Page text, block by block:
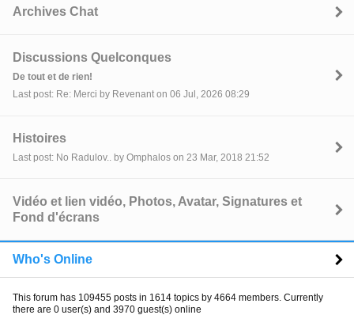
Archives Chat
Discussions Quelconques
De tout et de rien!
Last post: Re: Merci by Revenant on 06 Jul, 2026 08:29
Histoires
Last post: No Radulov.. by Omphalos on 23 Mar, 2018 21:52
Vidéo et lien vidéo, Photos, Avatar, Signatures et
Fond d'écrans
Who's Online
This forum has 109455 posts in 1614 topics by 4664 members. Currently
there are 0 user(s) and 3970 guest(s) online